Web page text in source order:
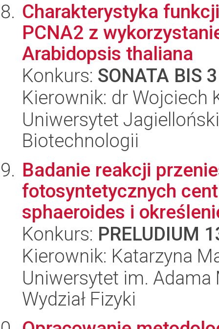
Charakterystyka
PCNA2 z
Arabidopsis thaliana
Konkurs: SONATA BIS 3
Kierownik: dr Wojciech
Uniwersytet
Biotechnologii
Badanie reakcji
fotosyntetycznych
sphaeroides i
Konkurs: PRELUDIUM
Kierownik: Katarzyna
Uniwersytet im.
Wydział Fizyki